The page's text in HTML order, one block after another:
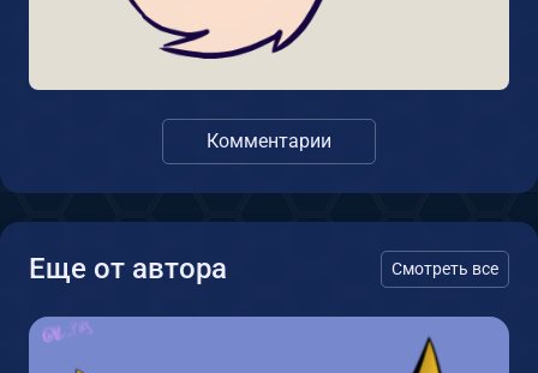
Комментарии
Еще от автора Смотреть все